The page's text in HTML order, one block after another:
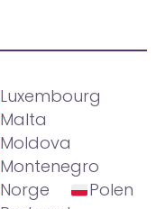
Luxembourg
Malta
Moldova
Montenegro
Norge
Polen